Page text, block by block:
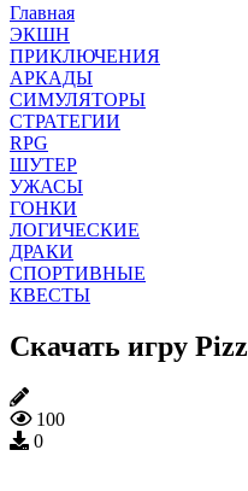
Главная
ЭКШН
ПРИКЛЮЧЕНИЯ
АРКАДЫ
СИМУЛЯТОРЫ
СТРАТЕГИИ
RPG
ШУТЕР
УЖАСЫ
ГОНКИ
ЛОГИЧЕСКИЕ
ДРАКИ
СПОРТИВНЫЕ
КВЕСТЫ
Скачать игру
100
0